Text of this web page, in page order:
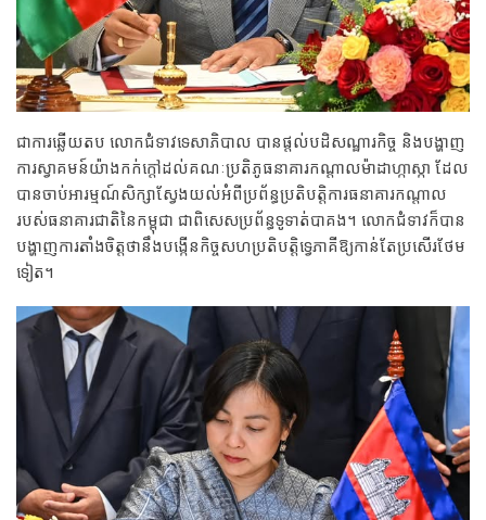
ជាការឆ្លើយតប លោកជំទាវទេសាភិបាល បានផ្តល់បដិសណ្ឋារកិច្ច និងបង្ហាញ
ការស្វាគមន៍យ៉ាងកក់ក្តៅដល់គណៈប្រតិភូធនាគារកណ្តាលម៉ាដាហ្កាស្កា ដែល
បានចាប់អារម្មណ៍សិក្សាស្វែងយល់អំពីប្រព័ន្ធប្រតិបត្តិការធនាគារកណ្តាល
របស់ធនាគារជាតិនៃកម្ពុជា ជាពិសេសប្រព័ន្ធទូទាត់បាគង។ លោកជំទាវក៏បាន
បង្ហាញការតាំងចិត្តថានឹងបង្កើនកិច្ចសហប្រតិបត្តិទ្វេភាគីឱ្យកាន់តែប្រសើរថែម
ទៀត។